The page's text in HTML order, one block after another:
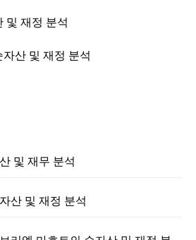
및 재정 분석
산 및 재정 분석
및 재무 분석
산 및 재정 분석